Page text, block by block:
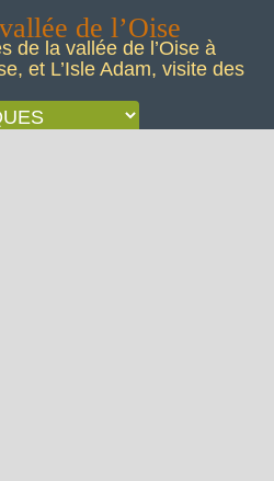
de l’Oise
de la vallée de l’Oise à
et L’Isle Adam, visite des